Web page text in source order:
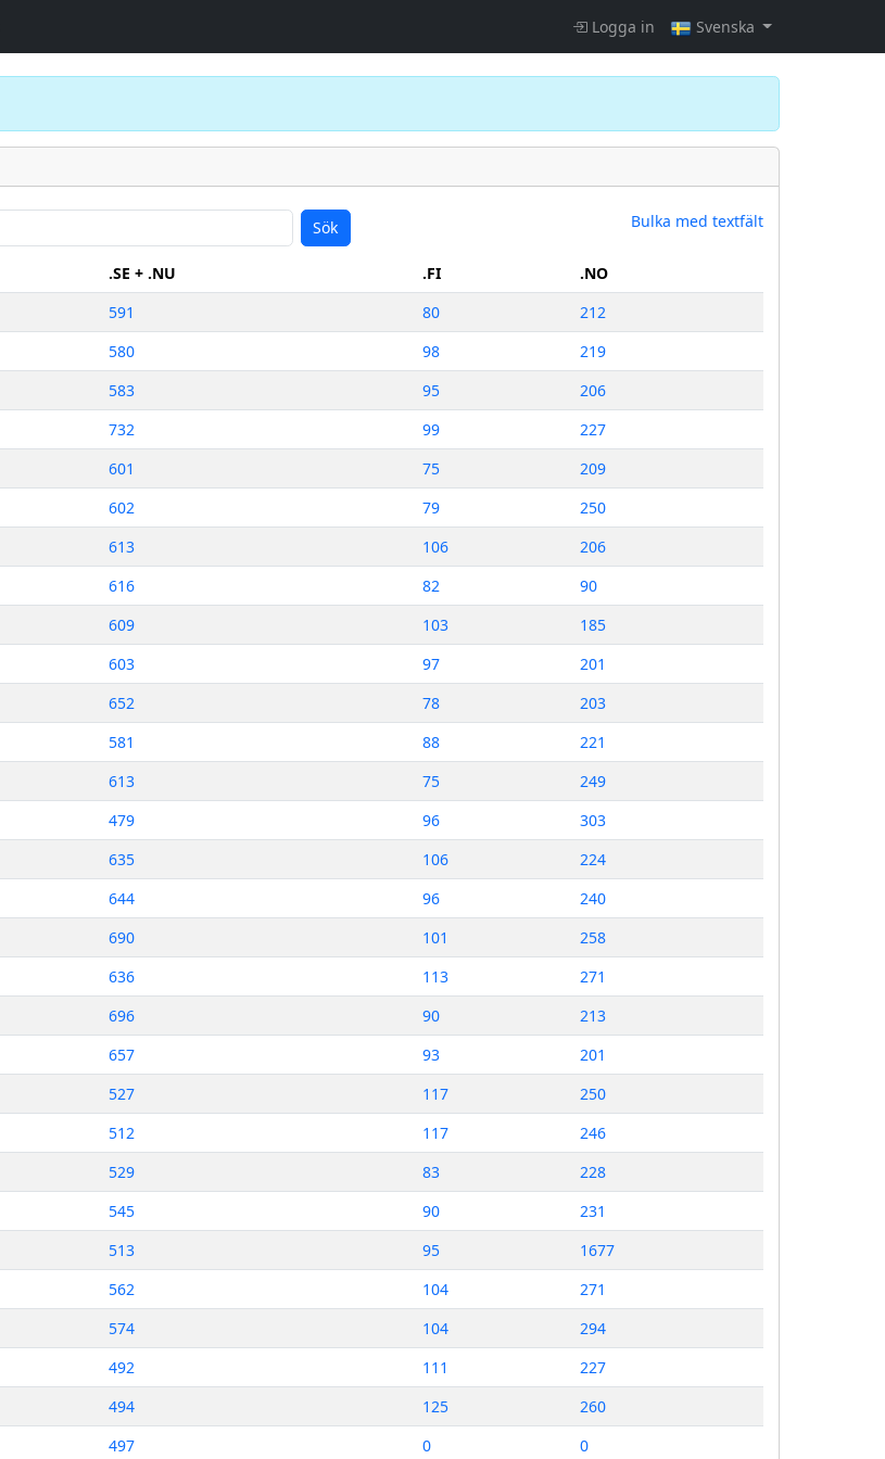
Logga in Svenska
Sök Bulka med textfält
.SE + .NU .FI
.NO
591 80
212
580 98
219
583 95
206
732 99
227
601 75
209
602 79
250
613 106
206
616 82
90
609 103
185
603 97
201
652 78
203
581 88
221
613 75
249
479 96
303
635 106
224
644 96
240
690 101
258
636 113
271
696 90
213
657 93
201
527 117
250
512 117
246
529 83
228
545 90
231
513 95
1677
562 104
271
574 104
294
492 111
227
494 125
260
497 0 0